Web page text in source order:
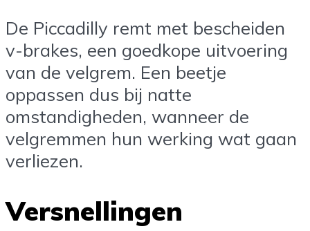
De Piccadilly remt met bescheiden
v-brakes, een goedkope uitvoering
van de velgrem. Een beetje
oppassen dus bij natte
omstandigheden, wanneer de
velgremmen hun werking wat gaan
verliezen.
Versnellingen